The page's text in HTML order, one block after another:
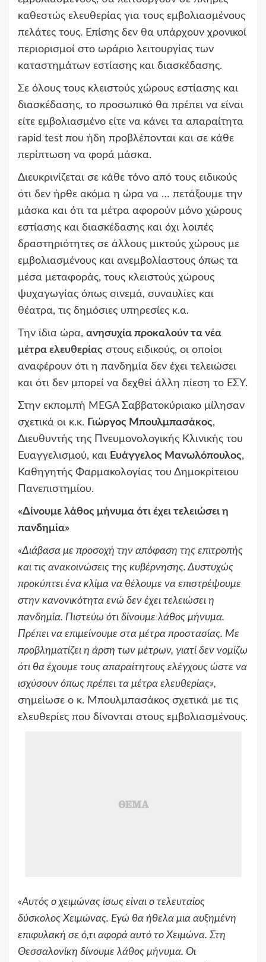
καθεστώς ελευθερίας για τους εμβολιασμένους
πελάτες τους. Επίσης δεν θα υπάρχουν χρονικοί
περιορισμοί στο ωράριο λειτουργίας των
καταστημάτων εστίασης και διασκέδασης.
Σε όλους τους κλειστούς χώρους εστίασης και
διασκέδασης, το προσωπικό θα πρέπει να είναι
είτε εμβολιασμένο είτε να κάνει τα απαραίτητα
rapid test που ήδη προβλέπονται και σε κάθε
περίπτωση να φορά μάσκα.
Διευκρινίζεται σε κάθε τόνο από τους ειδικούς
ότι δεν ήρθε ακόμα η ώρα να … πετάξουμε την
μάσκα και ότι τα μέτρα αφορούν μόνο χώρους
εστίασης και διασκέδασης και όχι λοιπές
δραστηριότητες σε άλλους μικτούς χώρους με
εμβολιασμένους και ανεμβολίαστους όπως τα
μέσα μεταφοράς, τους κλειστούς χώρους
ψυχαγωγίας όπως σινεμά, συναυλίες και
θέατρα, τις δημόσιες υπηρεσίες κ.α.
Την ίδια ώρα, ανησυχία προκαλούν τα νέα
μέτρα ελευθερίας στους ειδικούς, οι οποίοι
αναφέρουν ότι η πανδημία δεν έχει τελειώσει
και ότι δεν μπορεί να δεχθεί άλλη πίεση το ΕΣΥ.
Στην εκπομπή MEGA Σαββατοκύριακο μίλησαν
σχετικά οι κ.κ. Γιώργος Μπουλμπασάκος,
Διευθυντής της Πνευμονολογικής Κλινικής του
Ευαγγελισμού, και Ευάγγελος Μανωλόπουλος,
Καθηγητής Φαρμακολογίας του Δημοκρίτειου
Πανεπιστημίου.
«Δίνουμε λάθος μήνυμα ότι έχει τελειώσει η
πανδημία»
«Διάβασα με προσοχή την απόφαση της επιτροπής
και τις ανακοινώσεις της κυβέρνησης. Δυστυχώς
προκύπτει ένα κλίμα να θέλουμε να επιστρέψουμε
στην κανονικότητα ενώ δεν έχει τελειώσει η
πανδημία. Πιστεύω ότι δίνουμε λάθος μήνυμα.
Πρέπει να επιμείνουμε στα μέτρα προστασίας. Με
προβληματίζει η άρση των μέτρων, γιατί δεν νομίζω
ότι θα έχουμε τους απαραίτητους ελέγχους ώστε να
ισχύσουν όπως πρέπει τα μέτρα ελευθερίας»,
σημείωσε ο κ. Μπουλμπασάκος σχετικά με τις
ελευθερίες που δίνονται στους εμβολιασμένους.
«Αυτός ο χειμώνας ίσως είναι ο τελευταίος
δύσκολος Xειμώνας. Εγώ θα ήθελα μια αυξημένη
επιφυλακή σε ό,τι αφορά αυτό το Xειμώνα. Στη
Θεσσαλονίκη δίνουμε λάθος μήνυμα. Οι